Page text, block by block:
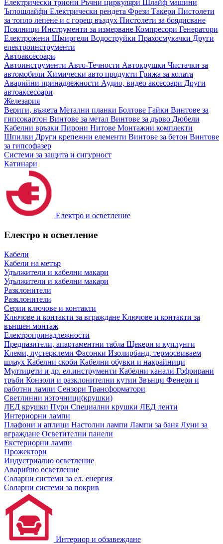
Електрически триони Ръчни циркуляри
Шлайф машини
Ъглошлайфи Електрически рендета Фрези Такери Пистолети
за топло лепене и с горещ въздух Пистолети за боядисване
Поялници Инструменти за измерване Компресори Генератори
Електрожени Шмиргели Водоструйки Прахосмукачки Други
електроинструменти
Автоаксесоари
Автоинструменти Авто-Течности Автокрушки Чистачки за
автомобили Химически авто продукти Грижа за колата
Аварийни принадлежности Аудио, видео аксесоари Други
автоаксесоари
Железария
Вериги, въжета Метални планки Болтове Гайки Винтове за
гипсокартон Винтове за метал Винтове за дърво Дюбели
Кабелни връзки Пирони Нитове Монтажни комплекти
Шпилки Други крепежни елементи Винтове за бетон Винтове
за гипсофазер
Системи за защита и сигурност
Катинари
Електро и осветление
Електро и осветление
Кабели
Кабели на метър
Удължители и кабелни макари
Удължители и кабелни макари
Разклонители
Разклонители
Серии ключове и контакти
Ключове и контакти за вграждане Ключове и контакти за
външен монтаж
Електропринадлежности
Предпазители, апартаментни табла Щекери и куплунги
Клеми, лустерклеми Фасонки Изолирбанд, термосвиваем
шлаух Кабелни скоби Кабелни обувки и накрайници
Мултицети и др. ел.инструменти Кабелни канали Гофрирани
тръби Конзоли и разклонителни кутии Звънци Фенери и
работни лампи Сензори Трансформатори
Светлинни източници(крушки)
ЛЕД крушки Пури Специални крушки ЛЕД ленти
Интериорни лампи
Плафони и аплици Настолни лампи Лампи за баня Луни за
вграждане Осветителни панели
Екстериорни лампи
Прожектори
Индустриално осветление
Аварийно осветление
Соларни системи за ел. енергия
Соларни системи за покрив
Интериор и обзавеждане